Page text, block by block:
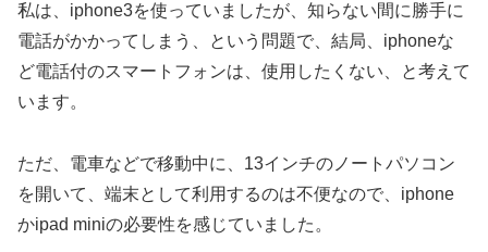
私は、iphone3を使っていましたが、知らない間に勝手に
電話がかかってしまう、という問題で、結局、iphoneな
ど電話付のスマートフォンは、使用したくない、と考えて
います。
ただ、電車などで移動中に、13インチのノートパソコン
を開いて、端末として利用するのは不便なので、iphone
かipad miniの必要性を感じていました。